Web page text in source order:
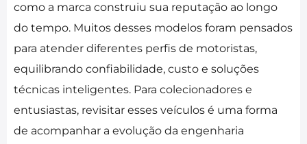
como a marca construiu sua reputação ao longo
do tempo. Muitos desses modelos foram pensados
para atender diferentes perfis de motoristas,
equilibrando confiabilidade, custo e soluções
técnicas inteligentes. Para colecionadores e
entusiastas, revisitar esses veículos é uma forma
de acompanhar a evolução da engenharia